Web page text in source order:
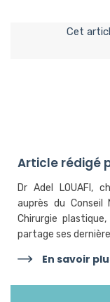
Cet
Article rédigé
Dr Adel LOUAFI,
auprès du Conseil
Chirurgie
partage ses
En savoir